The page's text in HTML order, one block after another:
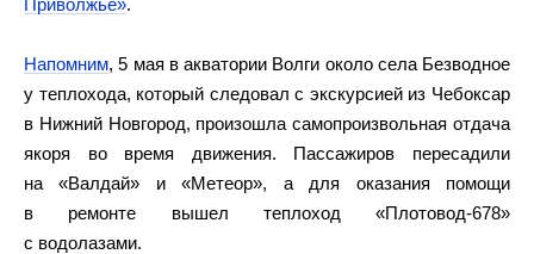
Приволжье».
Напомним, 5 мая в акватории Волги около села Безводное
у теплохода, который следовал с экскурсией из Чебоксар
в Нижний Новгород, произошла самопроизвольная отдача
якоря во время движения. Пассажиров пересадили
на «Валдай» и «Метеор», а для оказания помощи
в ремонте вышел теплоход «Плотовод-678»
с водолазами.